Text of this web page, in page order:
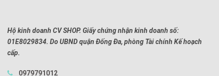
Hộ kinh doanh CV SHOP. Giấy chứng nhận kinh doanh số:
01E8029834. Do UBND quận Đống Đa, phòng Tài chính Kế hoạch
cấp.
0979791012